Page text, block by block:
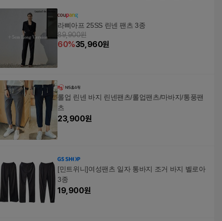
라삐아프 25SS 린넨 팬츠 3종
89,900원
60%35,960원
롤업 린넨 바지 린넨팬츠/롤업팬츠/마바지/통풍팬
츠
23,900원
[민트위니]여성팬츠 일자 통바지 조거 바지 벨로아
3종
19,900원